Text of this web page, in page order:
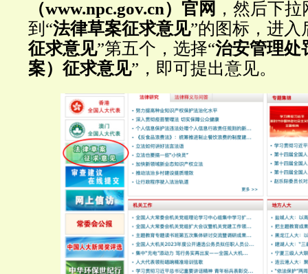
（www.npc.gov.cn）官网 ，然后下
到“法律草案征求意见”的图标，进入
征求意见”第五个，选择“治安管理处
案）征求意见”，即可提出意见。